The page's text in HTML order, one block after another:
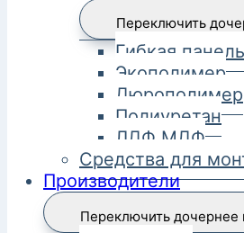
Переключить
Гибкая панель
Экополимер
Дюрополимер
Полиуретан
ЛДФ МДФ
Средства для
Производители
Переключить